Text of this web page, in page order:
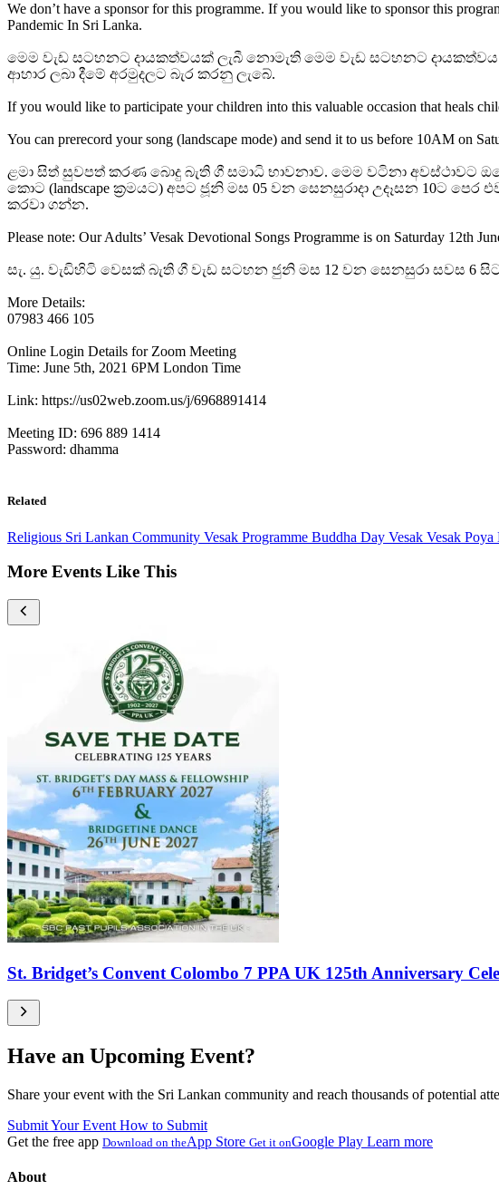
We don’t have a sponsor for this programme. If you would like to sponsor this
Pandemic In Sri Lanka.
මෙම වැඩ සටහනට දායකත්වයක් ලැබී නොමැති මෙම වැඩ සටහනට දායකත්වය
ආහාර ලබා දීමේ අරමුදලට බැර කරනු ලැබේ.
If you would like to participate your children into this valuable occasion that heals
You can prerecord your song (landscape mode) and send it to us before 10AM on
ළමා සිත් සුවපත් කරණ බොදු බැති ගී සමාධි භාවනාව. මෙම වටිනා අවස්ථාවට
කොට (landscape ක්‍රමයට) අපට ජූනි මස 05 වන සෙනසුරාදා උදෑසන 10ට
කරවා ගන්න.
Please note: Our Adults’ Vesak Devotional Songs Programme is on Saturday 12th
සැ. යු. වැඩිහිටි වෙසක් බැති ගී වැඩ සටහන ජුනි මස 12 වන සෙනසුරා සවස 6
More Details:
07983 466 105
Online Login Details for Zoom Meeting
Time: June 5th, 2021 6PM London Time
Link: https://us02web.zoom.us/j/6968891414
Meeting ID: 696 889 1414
Password: dhamma
Related
Religious Sri Lankan Community Vesak Programme Buddha Day Vesak Vesak Poya
More Events Like This
St. Bridget’s Convent Colombo 7 PPA UK 125th Anniversary
Have an Upcoming Event?
Share your event with the Sri Lankan community and reach thousands of potential
Submit Your Event How to Submit
Get the free app Download on theApp Store Get it onGoogle Play Learn more
About